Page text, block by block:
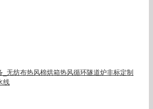
_无纺布热风棉烘箱热风循环隧道炉非标定制
线